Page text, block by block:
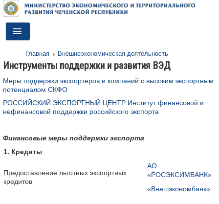
Toggle
Navigation
ДЕЯТЕЛЬНОСТЬ
О МИНИСТЕРСТВЕ
ДОКУМЕНТЫ
ПРЕСС-ЦЕНТР
ПРОТИВОДЕЙСТВИЕ КОРРУПЦИИ
АНТИТЕРРОР
Главная Внешнеэкономическая деятельность
Инструменты поддержки и развития ВЭД
Меры поддержки экспортеров и компаний с высоким экспортным
потенциалом СКФО
РОССИЙСКИЙ ЭКСПОРТНЫЙ ЦЕНТР Институт финансовой и
нефинансовой поддержки российского экспорта
Финансовые меры поддержки экспорта
1. Кредиты
Предоставление льготных экспортных
кредитов
АО
«РОСЭКСИМБАНК»
«Внешэкономбанк»